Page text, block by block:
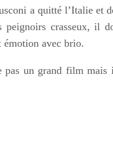
a quitté l’Italie et
peignoirs crasseux, il
avec brio.
pas un grand film